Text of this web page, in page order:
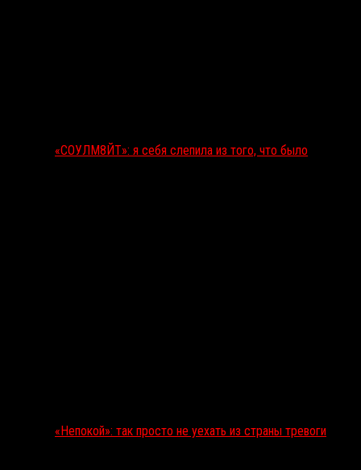
«СОУЛМ8ЙТ»: я себя слепила из того, что было
«Непокой»: так просто не уехать из страны тревоги